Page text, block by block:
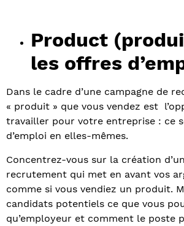
Product
les offres
Dans le cadre d’une campagne de
« produit » que vous vendez est
travailler pour votre entreprise : ce
d’emploi en elles-mêmes.
Concentrez-vous sur la création
recrutement qui met en avant vos
comme si vous vendiez un produit.
candidats potentiels ce que vous
qu’employeur et comment le poste